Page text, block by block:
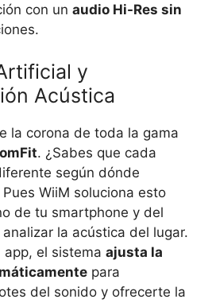
con un audio Hi-Res sin
y
Acústica
la corona de toda la gama
. ¿Sabes que cada
según dónde
WiiM soluciona esto
de tu smartphone y del
la acústica del lugar.
app, el sistema ajusta la
para
del sonido y ofrecerte la